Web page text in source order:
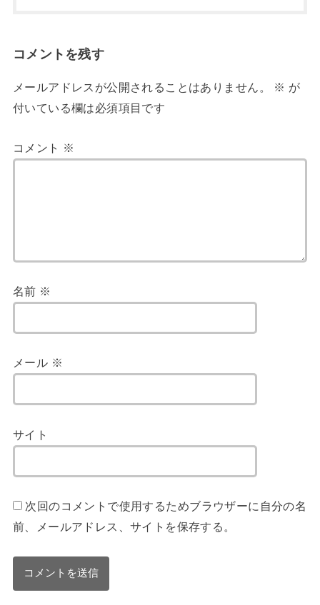
コメントを残す
メールアドレスが公開されることはありません。 ※ が
付いている欄は必須項目です
コメント ※
名前 ※
メール ※
サイト
次回のコメントで使用するためブラウザーに自分の名
前、メールアドレス、サイトを保存する。